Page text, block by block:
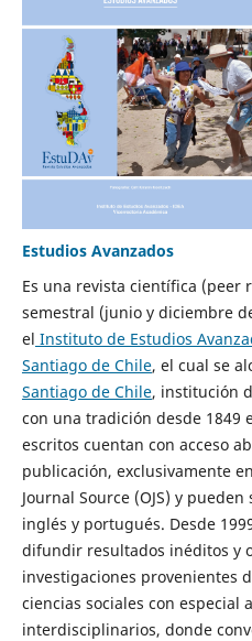
Estudios Avanzados
Es una revista científica (peer
semestral (junio y diciembre
el Instituto de Estudios
Santiago de Chile, el cual se
Santiago de Chile, institución
con una tradición desde 1849
escritos cuentan con acceso
publicación, exclusivamente
Journal Source (OJS) y
inglés y portugués. Desde
difundir resultados inéditos y
investigaciones provenientes
ciencias sociales con especial
interdisciplinarios, donde